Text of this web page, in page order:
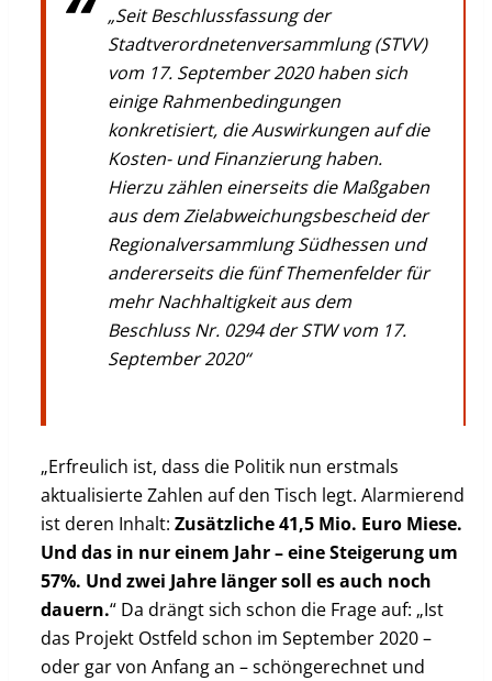
„Seit Beschlussfassung der
Stadtverordnetenversammlung (STVV)
vom 17. September 2020 haben sich
einige Rahmenbedingungen
konkretisiert, die Auswirkungen auf die
Kosten- und Finanzierung haben.
Hierzu zählen einerseits die Maßgaben
aus dem Zielabweichungsbescheid der
Regionalversammlung Südhessen und
andererseits die fünf Themenfelder für
mehr Nachhaltigkeit aus dem
Beschluss Nr. 0294 der STW vom 17.
September 2020“
„Erfreulich ist, dass die Politik nun erstmals
aktualisierte Zahlen auf den Tisch legt. Alarmierend
ist deren Inhalt: Zusätzliche 41,5 Mio. Euro Miese.
Und das in nur einem Jahr – eine Steigerung um
57%. Und zwei Jahre länger soll es auch noch
dauern.“ Da drängt sich schon die Frage auf: „Ist
das Projekt Ostfeld schon im September 2020 –
oder gar von Anfang an – schöngerechnet und